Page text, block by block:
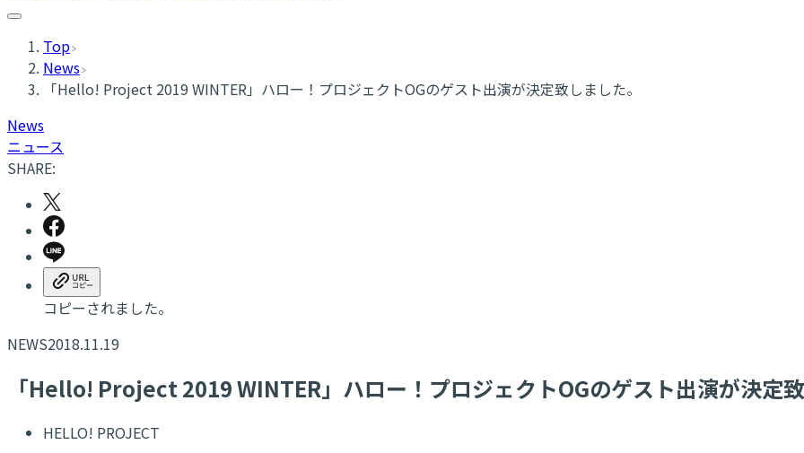
Top
News
「Hello! Project 2019 WINTER」ハロー！プロジェクトOGのゲスト出演が決定致しました。
News
ニュース
SHARE:
コピーされました。
NEWS2018.11.19
「Hello! Project 2019 WINTER」ハロー！プロジェクトOGのゲスト出演が決定致
HELLO! PROJECT